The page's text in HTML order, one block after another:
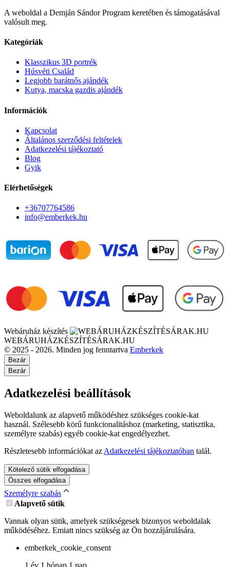
A weboldal a Demján Sándor Program keretében és támogatásával
valósult meg.
Kategóriák
Klasszikus 3D portrék
Húsvéti Család
Legjobb barátnős ajándék
Kutya, macska gazdis ajándék
Információk
Kapcsolat
Általános szerződési feltételek
Adatkezelési tájékoztató
Blog
Gyik
Elérhetőségek
+36707764586
info@emberkek.hu
Webáruház készítés
WEBÁRUHÁZKÉSZÍTÉSÁRAK.HU
© 2025 - 2026. Minden jog fenntartva Emberkek
Bezár
Bezár
Adatkezelési beállítások
Weboldalunk az alapvető működéshez szükséges cookie-kat
használ. Szélesebb körű funkcionalitáshoz (marketing, statisztika,
személyre szabás) egyéb cookie-kat engedélyezhet.
Részletesebb információkat az Adatkezelési tájékoztatóban talál.
Kötelező sütik elfogadása
Összes elfogadása
Személyre szabás
Alapvető sütik
Vannak olyan sütik, amelyek szükségesek bizonyos weboldalak
működéséhez. Emiatt nincs szükség az Ön hozzájárulására.
emberkek_cookie_consent